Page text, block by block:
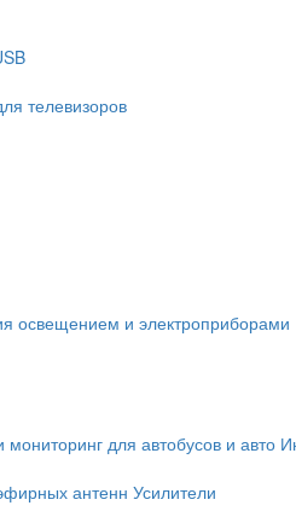
телевизоров
освещением и электроприборами
для автобусов и авто
антенн Усилители